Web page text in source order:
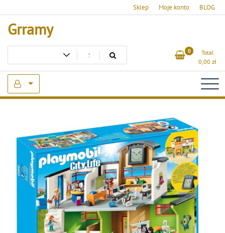
to
content
Sklep Moje konto BLOG
Grramy
0
Total
0,00 zł